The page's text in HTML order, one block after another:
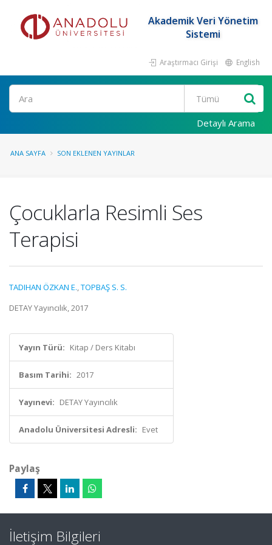
Akademik Veri Yönetim
Sistemi
Araştırmacı Girişi English
Ara
Detaylı Arama
ANA SAYFA SON EKLENEN YAYINLAR
Çocuklarla Resimli Ses
Terapisi
TADIHAN ÖZKAN E.,TOPBAŞ S. S.
DETAY Yayıncılık, 2017
Yayın Türü: Kitap / Ders Kitabı
Basım Tarihi: 2017
Yayınevi: DETAY Yayıncılık
Anadolu Üniversitesi Adresli: Evet
Paylaş
İletişim Bilgileri